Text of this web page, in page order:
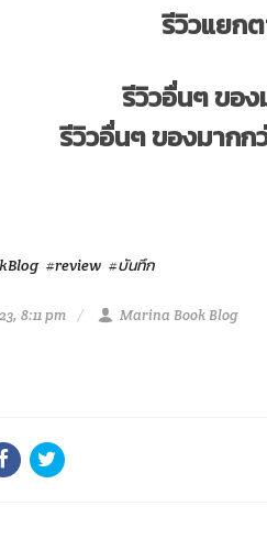
รีวิวแยก
รีวิวอื่นๆ ของ
รีวิวอื่นๆ ของมาก
#review #บันทึก
8:11 pm Marina Book Blog